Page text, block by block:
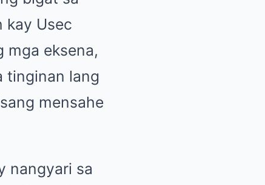
kay Usec
mga eksena,
tinginan lang
mensahe
nangyari sa